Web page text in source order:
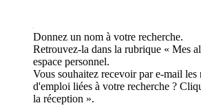
Donnez un nom à votre recherche.
Retrouvez-la dans la rubrique « Mes
espace personnel.
Vous souhaitez recevoir par e-mail
d'emploi liées à votre recherche ?
la réception ».